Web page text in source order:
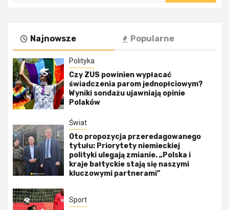
Najnowsze Popularne
Polityka
Czy ZUS powinien wypłacać
świadczenia parom jednopłciowym?
Wyniki sondażu ujawniają opinie
Polaków
Świat
Oto propozycja przeredagowanego
tytułu: Priorytety niemieckiej
polityki ulegają zmianie. „Polska i
kraje bałtyckie stają się naszymi
kluczowymi partnerami”
Sport